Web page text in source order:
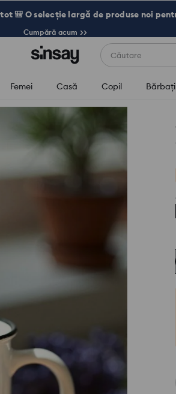
tot 🎒 O selecție largă de produse noi
Cumpără acum >>
Căutare
Femei Casă Copil Bărbaţi